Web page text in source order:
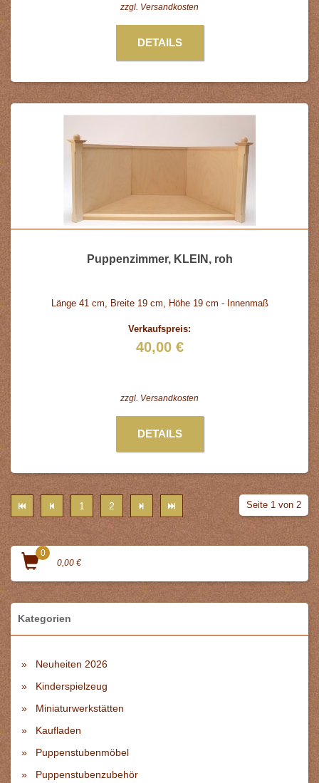
zzgl. Versandkosten
DETAILS
Puppenzimmer, KLEIN, roh
Länge 41 cm, Breite 19 cm, Höhe 19 cm - Innenmaß
Verkaufspreis:
40,00 €
zzgl. Versandkosten
DETAILS
1 2 Seite 1 von 2
0
0,00 €
Kategorien
Neuheiten 2026
Kinderspielzeug
Miniaturwerkstätten
Kaufladen
Puppenstubenmöbel
Puppenstubenzubehör